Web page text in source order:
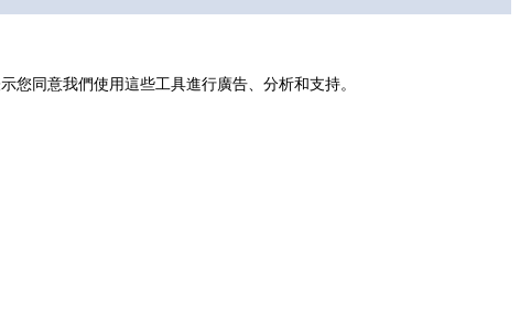
您同意我們使用這些工具進行廣告、分析和支持。